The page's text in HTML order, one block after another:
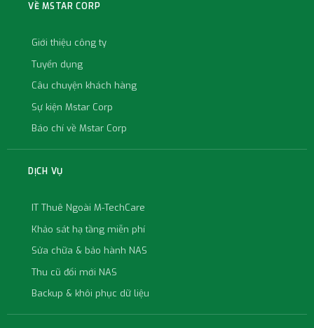
VỀ MSTAR CORP
Giới thiệu công ty
Tuyển dụng
Câu chuyện khách hàng
Sự kiện Mstar Corp
Báo chí về Mstar Corp
DỊCH VỤ
IT Thuê Ngoài M-TechCare
Khảo sát hạ tầng miễn phí
Sửa chữa & bảo hành NAS
Thu cũ đổi mới NAS
Backup & khôi phục dữ liệu